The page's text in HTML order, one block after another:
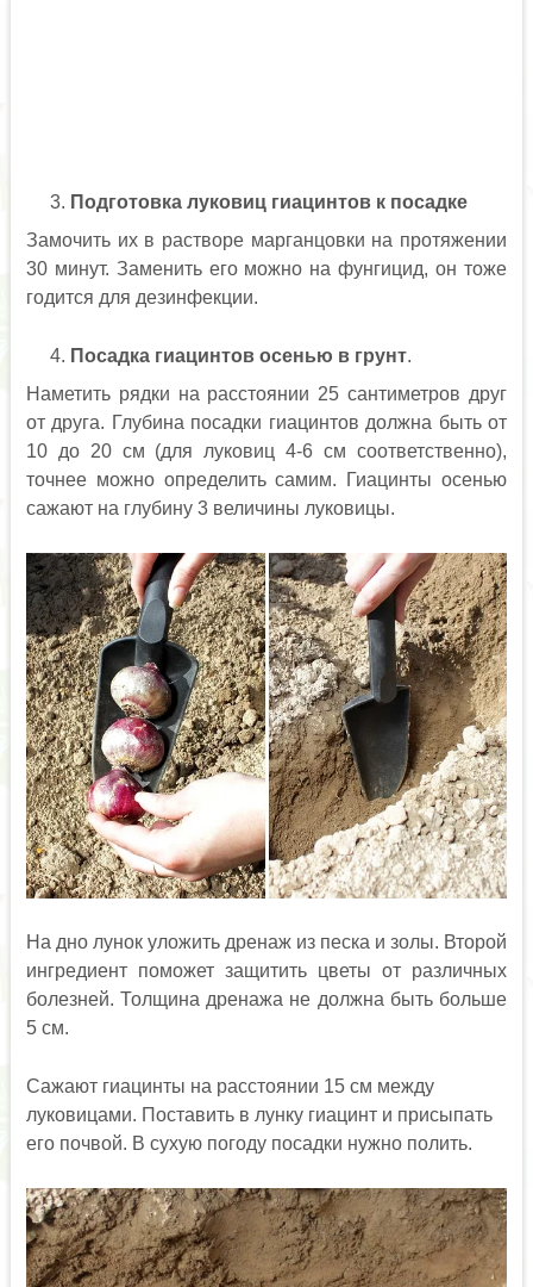
Подготовка луковиц гиацинтов к посадке
Замочить их в растворе марганцовки на протяжении
30 минут. Заменить его можно на фунгицид, он тоже
годится для дезинфекции.
Посадка гиацинтов осенью в грунт.
Наметить рядки на расстоянии 25 сантиметров друг
от друга. Глубина посадки гиацинтов должна быть от
10 до 20 см (для луковиц 4-6 см соответственно),
точнее можно определить самим. Гиацинты осенью
сажают на глубину 3 величины луковицы.
На дно лунок уложить дренаж из песка и золы. Второй
ингредиент поможет защитить цветы от различных
болезней. Толщина дренажа не должна быть больше
5 см.
Сажают гиацинты на расстоянии 15 см между
луковицами. Поставить в лунку гиацинт и присыпать
его почвой. В сухую погоду посадки нужно полить.